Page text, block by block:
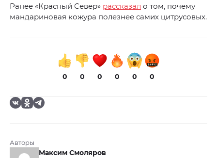
Ранее «Красный Север» рассказал о том, почему
мандариновая кожура полезнее самих цитрусовых.
0 0 0 0 0 0
Авторы
Максим Смоляров